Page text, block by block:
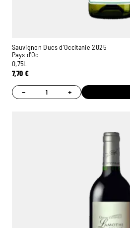
Sauvignon Ducs d'Occitanie 2025
Pays d'Oc
0,75L
7,70 €
− +